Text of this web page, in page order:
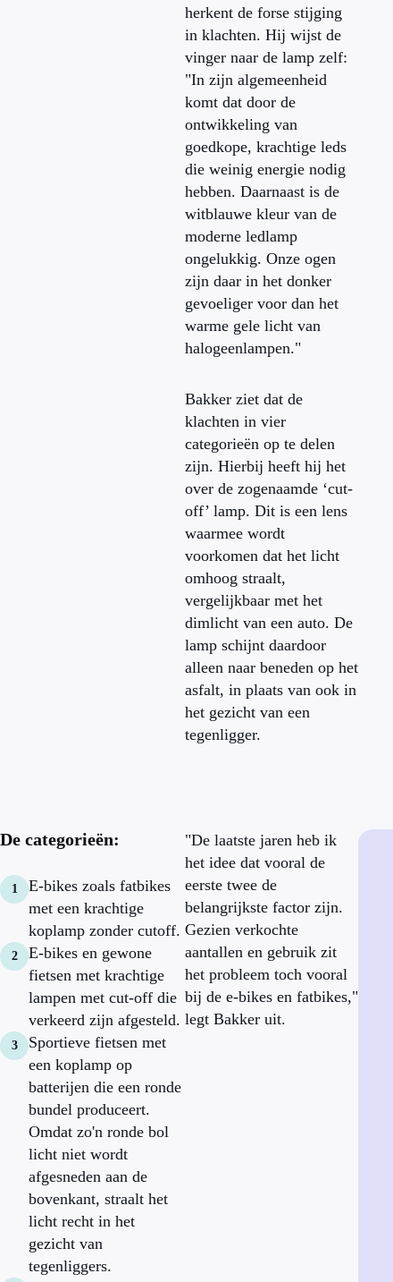
herkent de forse stijging
in klachten. Hij wijst de
vinger naar de lamp zelf:
"In zijn algemeenheid
komt dat door de
ontwikkeling van
goedkope, krachtige leds
die weinig energie nodig
hebben. Daarnaast is de
witblauwe kleur van de
moderne ledlamp
ongelukkig. Onze ogen
zijn daar in het donker
gevoeliger voor dan het
warme gele licht van
halogeenlampen."
Bakker ziet dat de
klachten in vier
categorieën op te delen
zijn. Hierbij heeft hij het
over de zogenaamde ‘cut-
off’ lamp. Dit is een lens
waarmee wordt
voorkomen dat het licht
omhoog straalt,
vergelijkbaar met het
dimlicht van een auto. De
lamp schijnt daardoor
alleen naar beneden op het
asfalt, in plaats van ook in
het gezicht van een
tegenligger.
De categorieën:
E-bikes zoals fatbikes
met een krachtige
koplamp zonder cutoff.
E-bikes en gewone
fietsen met krachtige
lampen met cut-off die
verkeerd zijn afgesteld.
Sportieve fietsen met
een koplamp op
batterijen die een ronde
bundel produceert.
Omdat zo'n ronde bol
licht niet wordt
afgesneden aan de
bovenkant, straalt het
licht recht in het
gezicht van
tegenliggers.
"De laatste jaren heb ik
het idee dat vooral de
eerste twee de
belangrijkste factor zijn.
Gezien verkochte
aantallen en gebruik zit
het probleem toch vooral
bij de e-bikes en fatbikes,"
legt Bakker uit.